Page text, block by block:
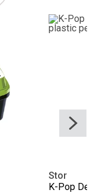
Stor
K-Pop